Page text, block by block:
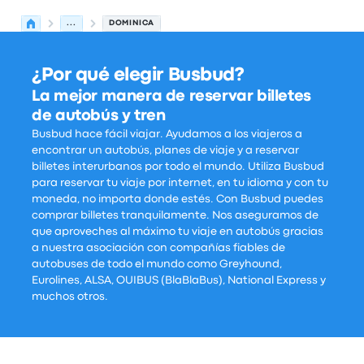
... DOMINICA
¿Por qué elegir Busbud?
La mejor manera de reservar billetes
de autobús y tren
Busbud hace fácil viajar. Ayudamos a los viajeros a
encontrar un autobús, planes de viaje y a reservar
billetes interurbanos por todo el mundo. Utiliza Busbud
para reservar tu viaje por internet, en tu idioma y con tu
moneda, no importa donde estés. Con Busbud puedes
comprar billetes tranquilamente. Nos aseguramos de
que aproveches al máximo tu viaje en autobús gracias
a nuestra asociación con compañías fiables de
autobuses de todo el mundo como Greyhound,
Eurolines, ALSA, OUIBUS (BlaBlaBus), National Express y
muchos otros.